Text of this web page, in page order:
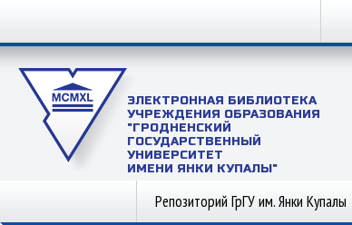
ЭЛЕКТРОННАЯ БИБЛИОТЕКА
УЧРЕЖДЕНИЯ ОБРАЗОВАНИЯ
"ГРОДНЕНСКИЙ
ГОСУДАРСТВЕННЫЙ
УНИВЕРСИТЕТ
ИМЕНИ ЯНКИ КУПАЛЫ"
Репозиторий ГрГУ им. Янки Купалы